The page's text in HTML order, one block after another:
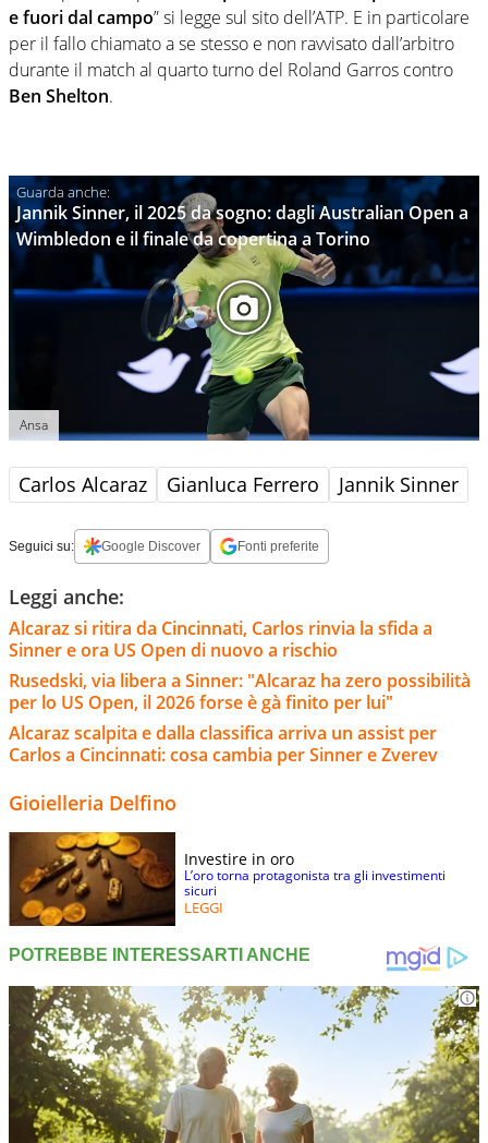
e fuori dal campo” si legge sul sito dell’ATP. E in particolare
per il fallo chiamato a se stesso e non ravvisato dall’arbitro
durante il match al quarto turno del Roland Garros contro
Ben Shelton.
Jannik Sinner, il 2025 da sogno: dagli Australian Open a
Wimbledon e il finale da copertina a Torino
Ansa
Carlos Alcaraz Gianluca Ferrero Jannik Sinner
Seguici su: Google Discover Fonti preferite
Leggi anche:
Alcaraz si ritira da Cincinnati, Carlos rinvia la sfida a
Sinner e ora US Open di nuovo a rischio
Rusedski, via libera a Sinner: "Alcaraz ha zero possibilità
per lo US Open, il 2026 forse è gà finito per lui"
Alcaraz scalpita e dalla classifica arriva un assist per
Carlos a Cincinnati: cosa cambia per Sinner e Zverev
Gioielleria Delfino
Investire in oro
L’oro torna protagonista tra gli investimenti
sicuri
LEGGI